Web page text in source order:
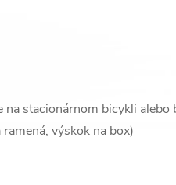
stacionárnom bicykli alebo
výskok na box)